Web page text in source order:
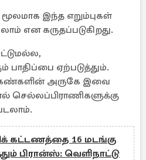
இந்த எறும்புகள்
என கருதப்படுகிறது.
பாதிப்பை ஏற்படுத்தும்.
கண்களின் அருகே இவை
செல்லப்பிராணிகளுக்கு
கட்டணத்தை 16 மடங்கு
பிரான்ஸ்: வெளிநாட்டு